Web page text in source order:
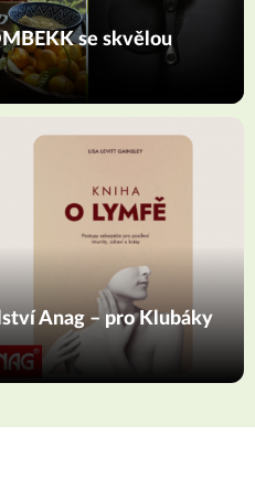
se skvělou
Anag – pro Klubáky